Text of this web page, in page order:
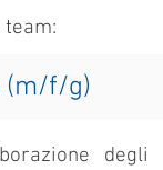
(m/f/g)